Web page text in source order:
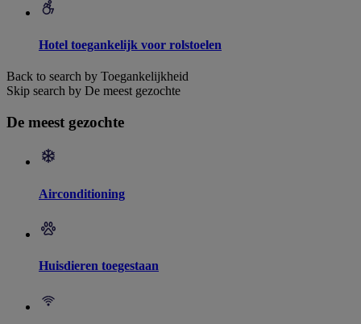
Hotel toegankelijk voor rolstoelen
Back to search by Toegankelijkheid
Skip search by De meest gezochte
De meest gezochte
Airconditioning
Huisdieren toegestaan